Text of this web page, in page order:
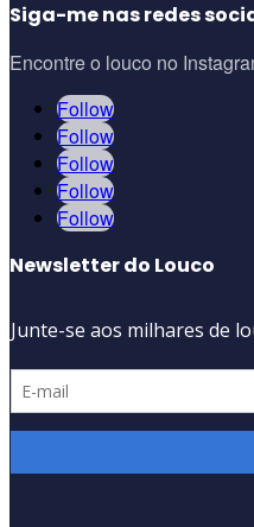
Siga-me nas redes
Encontre o louco no
Follow
Follow
Follow
Follow
Follow
Newsletter do Louco